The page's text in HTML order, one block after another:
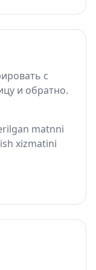
с
и обратно.
matnni
xizmatini